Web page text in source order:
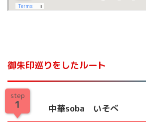
御朱印巡りをしたルート
step
1 中華soba いそべ